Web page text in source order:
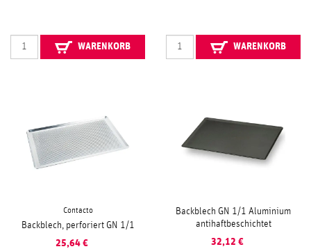
WARENKORB WARENKORB
Contacto
Backblech, perforiert GN 1/1
25,64 €
Backblech GN 1/1 Aluminium
antihaftbeschichtet
32,12 €